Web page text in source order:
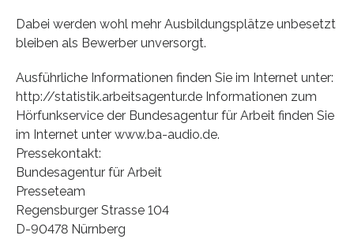
Dabei werden wohl mehr Ausbildungsplätze unbesetzt
bleiben als Bewerber unversorgt.
Ausführliche Informationen finden Sie im Internet unter:
http://statistik.arbeitsagentur.de Informationen zum
Hörfunkservice der Bundesagentur für Arbeit finden Sie
im Internet unter www.ba-audio.de.
Pressekontakt:
Bundesagentur für Arbeit
Presseteam
Regensburger Strasse 104
D-90478 Nürnberg